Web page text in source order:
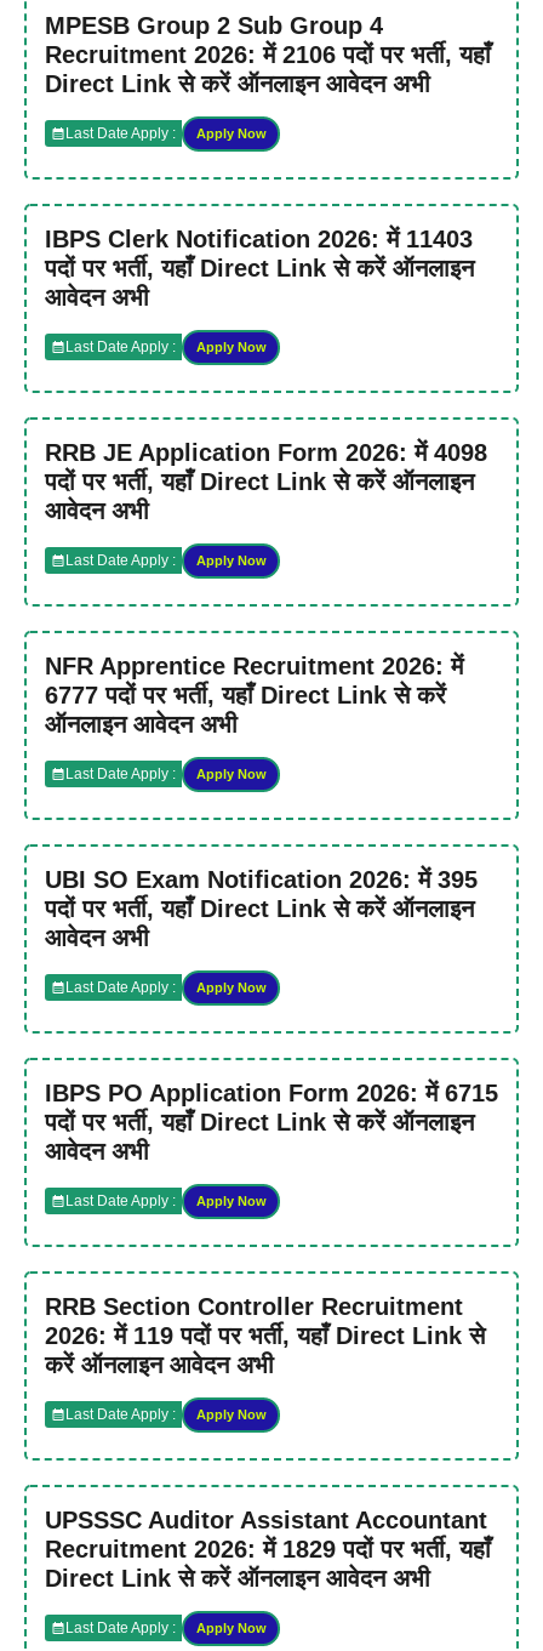
MPESB Group 2 Sub Group 4
Recruitment 2026: में 2106 पदों पर भर्ती, यहाँ
Direct Link से करें ऑनलाइन आवेदन अभी
Last Date Apply : Apply Now
IBPS Clerk Notification 2026: में 11403
पदों पर भर्ती, यहाँ Direct Link से करें ऑनलाइन
आवेदन अभी
Last Date Apply : Apply Now
RRB JE Application Form 2026: में 4098
पदों पर भर्ती, यहाँ Direct Link से करें ऑनलाइन
आवेदन अभी
Last Date Apply : Apply Now
NFR Apprentice Recruitment 2026: में
6777 पदों पर भर्ती, यहाँ Direct Link से करें
ऑनलाइन आवेदन अभी
Last Date Apply : Apply Now
UBI SO Exam Notification 2026: में 395
पदों पर भर्ती, यहाँ Direct Link से करें ऑनलाइन
आवेदन अभी
Last Date Apply : Apply Now
IBPS PO Application Form 2026: में 6715
पदों पर भर्ती, यहाँ Direct Link से करें ऑनलाइन
आवेदन अभी
Last Date Apply : Apply Now
RRB Section Controller Recruitment
2026: में 119 पदों पर भर्ती, यहाँ Direct Link से
करें ऑनलाइन आवेदन अभी
Last Date Apply : Apply Now
UPSSSC Auditor Assistant Accountant
Recruitment 2026: में 1829 पदों पर भर्ती, यहाँ
Direct Link से करें ऑनलाइन आवेदन अभी
Last Date Apply : Apply Now